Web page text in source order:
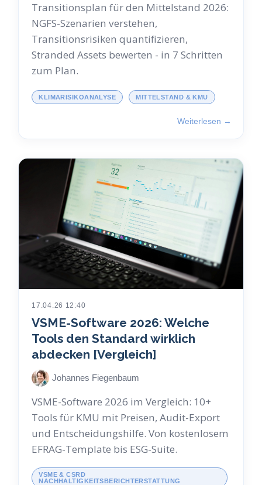
Transitionsplan für den Mittelstand 2026:
NGFS-Szenarien verstehen,
Transitionsrisiken quantifizieren,
Stranded Assets bewerten - in 7 Schritten
zum Plan.
KLIMARISIKOANALYSE MITTELSTAND & KMU
Weiterlesen →
17.04.26 12:40
VSME-Software 2026: Welche
Tools den Standard wirklich
abdecken [Vergleich]
Johannes Fiegenbaum
VSME-Software 2026 im Vergleich: 10+
Tools für KMU mit Preisen, Audit-Export
und Entscheidungshilfe. Von kostenlosem
EFRAG-Template bis ESG-Suite.
VSME & CSRD
NACHHALTIGKEITSBERICHTERSTATTUNG